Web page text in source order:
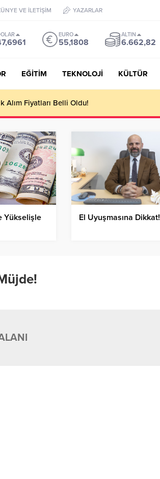
VE İLETİŞİM YAZARLAR
EURO
55,1808
ALTIN
6.662,82
EĞİTİM TEKNOLOJİ KÜLTÜR
Alım Fiyatları Belli Oldu!
Yükselişle
El Uyuşmasına Dikkat!